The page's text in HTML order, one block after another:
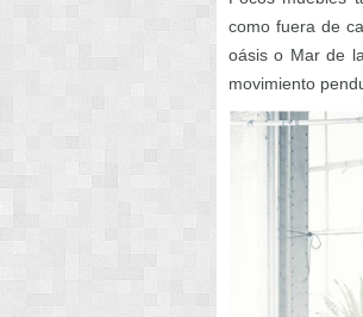
como fuera de
oásis o Mar de
movimiento